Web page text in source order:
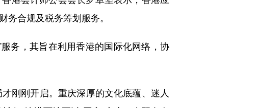
合规及税务筹划服务。
务，其旨在利用香港的国际化网络，协
刚刚开启。重庆深厚的文化底蕴、迷人